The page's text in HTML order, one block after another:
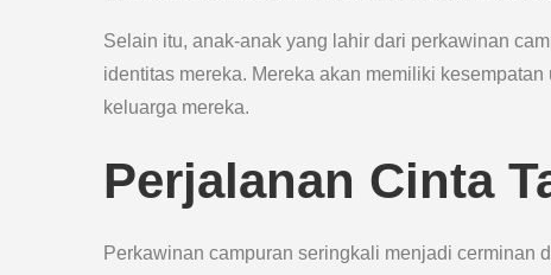
Selain itu, anak-anak yang lahir dari perkawinan
identitas mereka. Mereka akan memiliki
keluarga mereka.
Perjalanan Cinta
Perkawinan campuran seringkali menjadi cerminan